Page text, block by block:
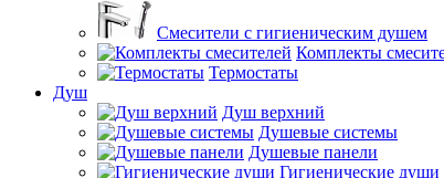
Смесители с гигиеническим душем
Комплекты
Термостаты
Душ
Душ верхний
Душевые системы
Душевые панели
Гигиенические души